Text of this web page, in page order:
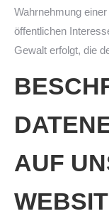
Wahrnehmung
öffentlichen
Gewalt erfolgt, die
AUF